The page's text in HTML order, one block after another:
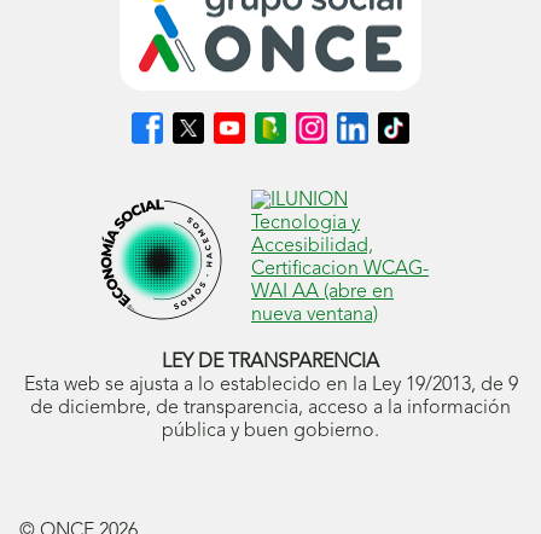
Síguenos
en
abrirá
en
ventana
nueva)
Síguenos
en
abrirá
en
ventana
nueva)
Síguenos
en
abrirá
en
ventana
nueva)
Síguenos
en
Blog
ONCE
(se
abrirá
en
ventana
nueva)
Síguenos
en
(se
abrirá
en
ventana
nueva)
Síguenos
en
(se
abrirá
en
ventana
nueva)
Síguenos
en
ventana
nueva)
LEY DE TRANSPARENCIA
Esta web se ajusta a lo establecido en la Ley 19/2013, de 9
de diciembre, de transparencia, acceso a la información
pública y buen gobierno.